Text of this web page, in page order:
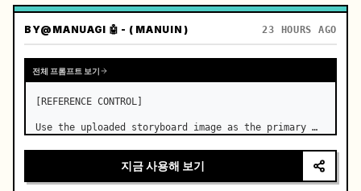
BY@MANUAGI 🤖 - ( MANUIN ) 23 HOURS AGO
전체 프롬프트 보기
[REFERENCE CONTROL]
Use the uploaded storyboard image as the primary
design, costume design, environment, emotional
progression, and shot order.
지금 사용해 보기